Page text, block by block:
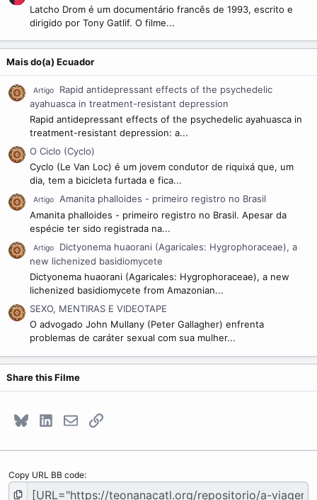
Latcho Drom é um documentário francês de 1993, escrito e
dirigido por Tony Gatlif. O filme...
Mais do(a) Ecuador
Artigo
Rapid antidepressant effects of the psychedelic
ayahuasca in treatment-resistant depression
Rapid antidepressant effects of the psychedelic ayahuasca in
treatment-resistant depression: a...
O Ciclo (Cyclo)
Cyclo (Le Van Loc) é um jovem condutor de riquixá que, um
dia, tem a bicicleta furtada e fica...
Artigo
Amanita phalloides - primeiro registro no Brasil
Amanita phalloides - primeiro registro no Brasil. Apesar da
espécie ter sido registrada na...
Artigo
Dictyonema huaorani (Agaricales: Hygrophoraceae), a
new lichenized basidiomycete
Dictyonema huaorani (Agaricales: Hygrophoraceae), a new
lichenized basidiomycete from Amazonian...
SEXO, MENTIRAS E VIDEOTAPE
O advogado John Mullany (Peter Gallagher) enfrenta
problemas de caráter sexual com sua mulher...
Share this Filme
Bluesky LinkedInE-mailLink
Copy URL BB code